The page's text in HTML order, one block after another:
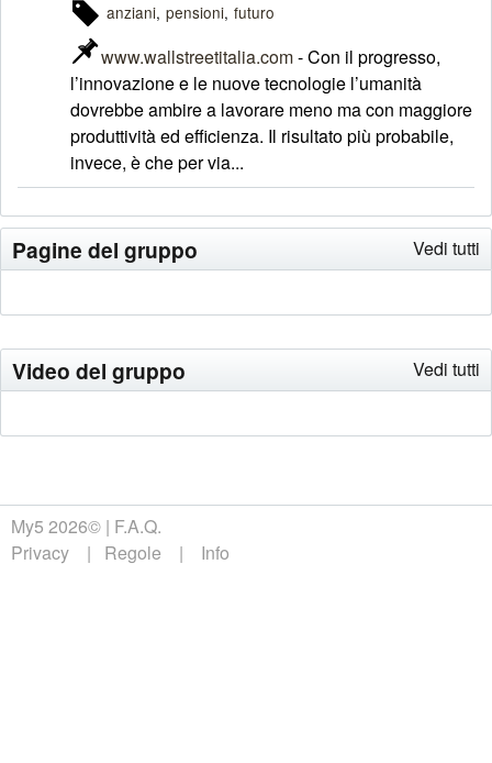
anziani pensioni futuro
www.wallstreetitalia.com- Con il progresso,
l’innovazione e le nuove tecnologie l’umanità
dovrebbe ambire a lavorare meno ma con maggiore
produttività ed efficienza. Il risultato più probabile,
invece, è che per via...
Vedi tutti
Pagine del gruppo
Vedi tutti
Video del gruppo
My5 2026© F.A.Q.
Privacy
Regole Info